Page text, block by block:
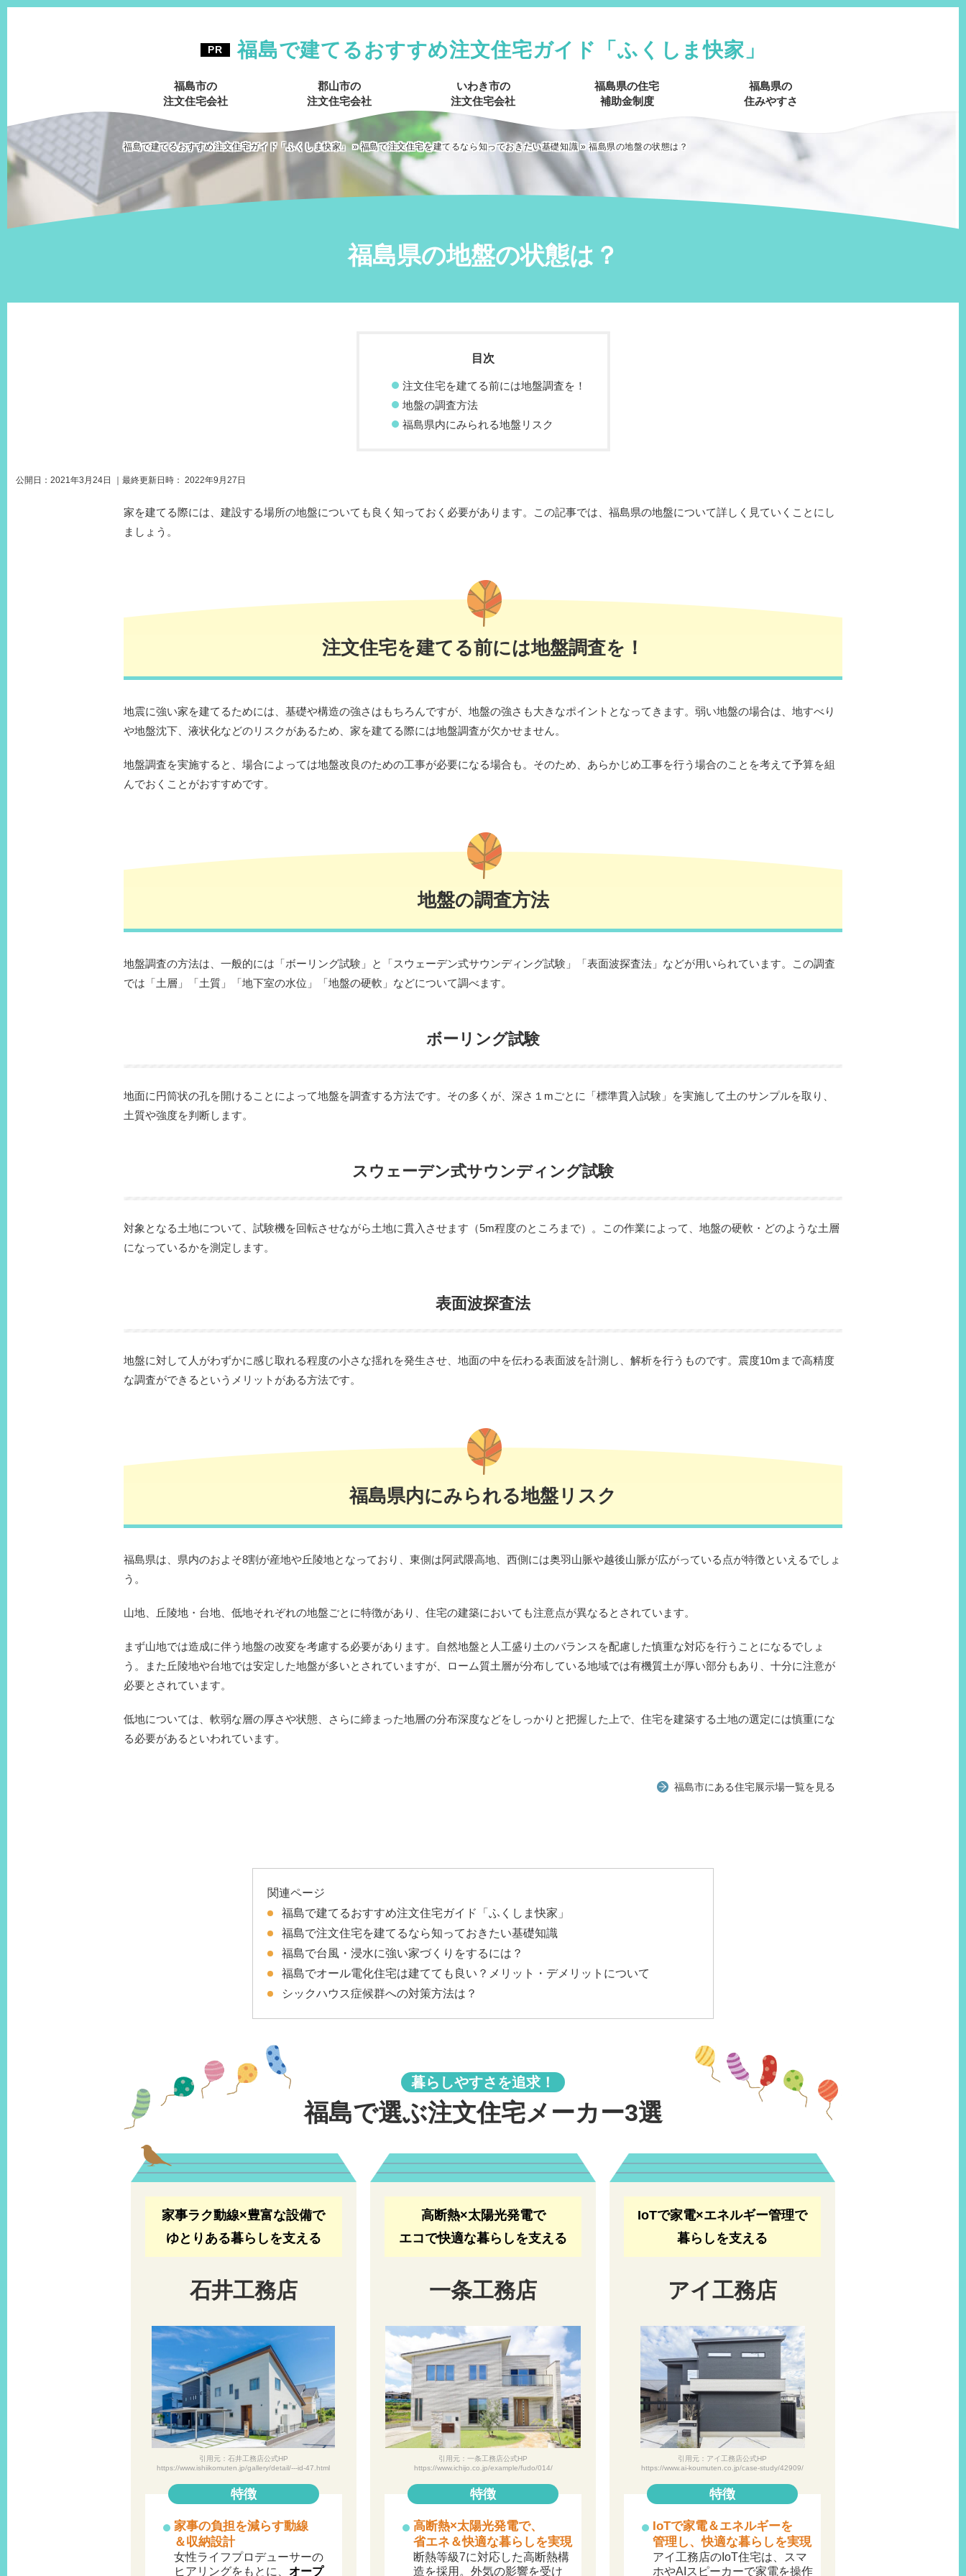
福島で建てるおすすめ注文住宅ガイド「ふくしま快家」
福島市の
注文住宅会社
郡山市の
注文住宅会社
いわき市の
注文住宅会社
福島県の住宅
補助金制度
福島県の
住みやすさ
福島で建てるおすすめ注文住宅ガイド「ふくしま快家」 »福島で注文住宅を建てるなら知っておきたい基礎知識»福島県の地盤の状態は？
福島県の地盤の状態は？
注文住宅を建てる前には地盤調査を！
地盤の調査方法
福島県内にみられる地盤リスク
公開日： 2021年3月24日 ｜最終更新日時： 2022年9月27日
家を建てる際には、建設する場所の地盤についても良く知っておく必要があります。この記事では、福島県の地盤について詳しく見ていくことにし
ましょう。
注文住宅を建てる前には地盤調査を！
地震に強い家を建てるためには、基礎や構造の強さはもちろんですが、地盤の強さも大きなポイントとなってきます。弱い地盤の場合は、地すべり
や地盤沈下、液状化などのリスクがあるため、家を建てる際には地盤調査が欠かせません。
地盤調査を実施すると、場合によっては地盤改良のための工事が必要になる場合も。そのため、あらかじめ工事を行う場合のことを考えて予算を組
んでおくことがおすすめです。
地盤の調査方法
地盤調査の方法は、一般的には「ボーリング試験」と「スウェーデン式サウンディング試験」「表面波探査法」などが用いられています。この調査
では「土層」「土質」「地下室の水位」「地盤の硬軟」などについて調べます。
ボーリング試験
地面に円筒状の孔を開けることによって地盤を調査する方法です。その多くが、深さ１mごとに「標準貫入試験」を実施して土のサンプルを取り、
土質や強度を判断します。
スウェーデン式サウンディング試験
対象となる土地について、試験機を回転させながら土地に貫入させます（5m程度のところまで）。この作業によって、地盤の硬軟・どのような土層
になっているかを測定します。
表面波探査法
地盤に対して人がわずかに感じ取れる程度の小さな揺れを発生させ、地面の中を伝わる表面波を計測し、解析を行うものです。震度10mまで高精度
な調査ができるというメリットがある方法です。
福島県内にみられる地盤リスク
福島県は、県内のおよそ8割が産地や丘陵地となっており、東側は阿武隈高地、西側には奥羽山脈や越後山脈が広がっている点が特徴といえるでしょ
う。
山地、丘陵地・台地、低地それぞれの地盤ごとに特徴があり、住宅の建築においても注意点が異なるとされています。
まず山地では造成に伴う地盤の改変を考慮する必要があります。自然地盤と人工盛り土のバランスを配慮した慎重な対応を行うことになるでしょ
う。また丘陵地や台地では安定した地盤が多いとされていますが、ローム質土層が分布している地域では有機質土が厚い部分もあり、十分に注意が
必要とされています。
低地については、軟弱な層の厚さや状態、さらに締まった地層の分布深度などをしっかりと把握した上で、住宅を建築する土地の選定には慎重にな
る必要があるといわれています。
福島市にある住宅展示場一覧を見る
関連ページ
福島で建てるおすすめ注文住宅ガイド「ふくしま快家」
福島で注文住宅を建てるなら知っておきたい基礎知識
福島で台風・浸水に強い家づくりをするには？
福島でオール電化住宅は建てても良い？メリット・デメリットについて
シックハウス症候群への対策方法は？
暮らしやすさを追求！
福島で選ぶ注文住宅メーカー3選
家事ラク動線×豊富な設備で
ゆとりある暮らしを支える
石井工務店
引用元：石井工務店公式HP
https://www.ishiikomuten.jp/gallery/detail/---id-47.html
特徴
家事の負担を減らす動線
＆収納設計
女性ライフプロデューサーの
ヒアリングをもとに、 オープ
高断熱×太陽光発電で
エコで快適な暮らしを支える
一条工務店
引用元：一条工務店公式HP
https://www.ichijo.co.jp/example/fudo/014/
特徴
高断熱×太陽光発電で、
省エネ＆快適な暮らしを実現
断熱等級7に対応した高断熱構
造を採用。外気の影響を受け
IoTで家電×エネルギー管理で
暮らしを支える
アイ工務店
引用元：アイ工務店公式HP
https://www.ai-koumuten.co.jp/case-study/42909/
特徴
IoTで家電＆エネルギーを
管理し、快適な暮らしを実現
アイ工務店のIoT住宅は、スマ
ホやAIスピーカーで家電を操作